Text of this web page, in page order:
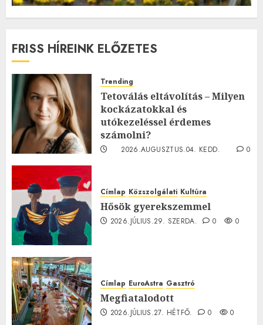
FRISS HÍREINK ELŐZETES
Trending
Tetoválás eltávolítás – Milyen
kockázatokkal és
utókezeléssel érdemes
számolni?
2026.AUGUSZTUS.04. KEDD.
0
Címlap Közszolgálati Kultúra
Hősök gyerekszemmel
2026.JÚLIUS.29. SZERDA. 0 0
Címlap EuroAstra Gasztró
Megfiatalodott
2026.JÚLIUS.27. HÉTFŐ. 0 0